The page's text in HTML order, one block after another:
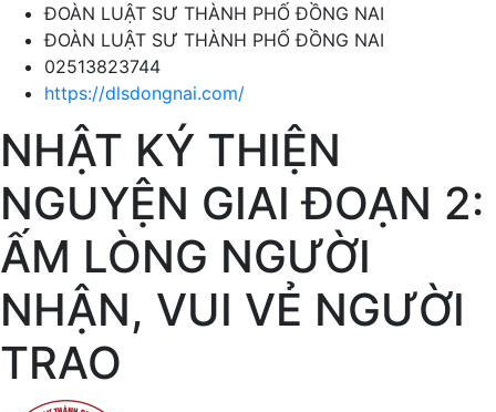
ĐOÀN LUẬT SƯ THÀNH PHỐ ĐỒNG NAI
ĐOÀN LUẬT SƯ THÀNH PHỐ ĐỒNG NAI
02513823744
https://dlsdongnai.com/
NHẬT KÝ THIỆN
NGUYỆN GIAI ĐOẠN 2:
ẤM LÒNG NGƯỜI
NHẬN, VUI VẺ NGƯỜI
TRAO